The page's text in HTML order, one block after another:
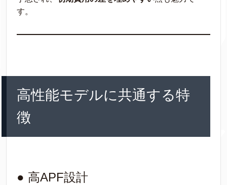
す。
高性能モデルに共通する特
徴
● 高APF設計